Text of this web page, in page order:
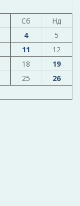
Сб
Нд
4
5
11
12
18
19
25
26